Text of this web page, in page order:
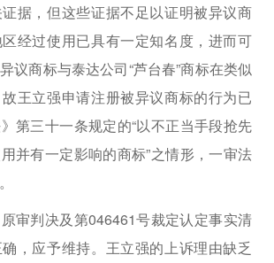
据，但这些证据不足以证明被异议商
经过使用已具有一定知名度，进而可
议商标与泰达公司“芦台春”商标在类似
王立强申请注册被异议商标的行为已
第三十一条规定的“以不正当手段抢先
并有一定影响的商标”之情形，一审法
判决及第046461号裁定认定事实清
，应予维持。王立强的上诉理由缺乏